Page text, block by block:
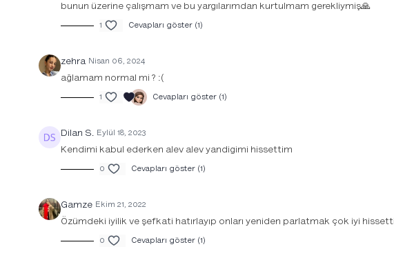
bunun üzerine çalışmam ve bu yargılarımdan kurtulmam gerekliymiş🙏
1 Cevapları göster (1)
zehra Nisan 06, 2024
ağlamam normal mi ? :(
1 Cevapları göster (1)
Dilan S. Eylül 18, 2023
Kendimi kabul ederken alev alev yandigimi hissettim
0 Cevapları göster (1)
Gamze Ekim 21, 2022
Özümdeki iyilik ve şefkati hatırlayıp onları yeniden parlatmak çok iyi
0 Cevapları göster (1)